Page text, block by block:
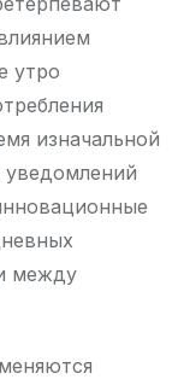
утро
изначальной
уведомлений
между